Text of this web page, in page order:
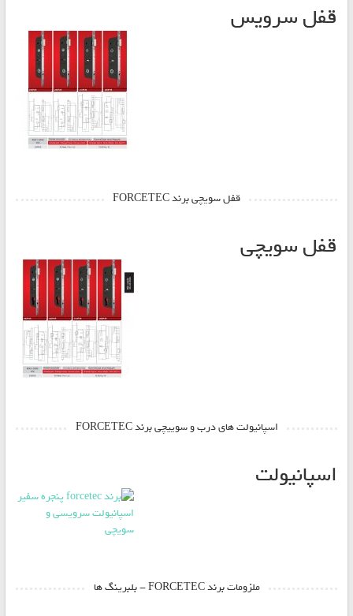
قفل سرویس
قفل سویچی برند FORCETEC
قفل سویچی
اسپانیولت های درب و سوییچی برند FORCETEC
اسپانیولت
ملزومات برند FORCETEC - بلبرینگ ها